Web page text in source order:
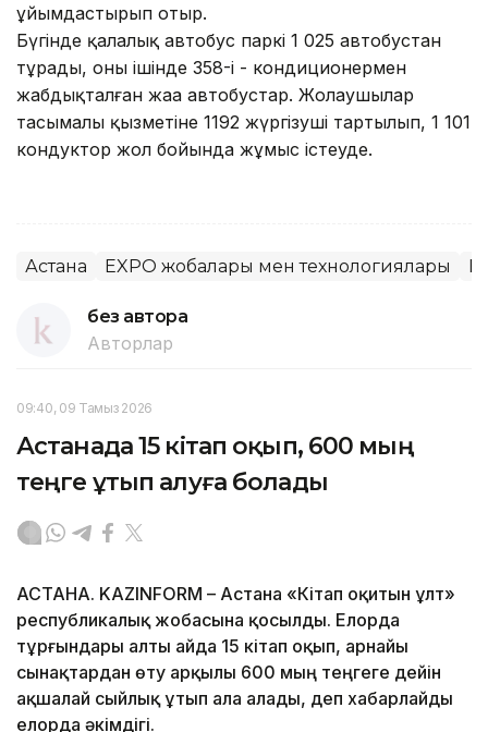
ұйымдастырып отыр.
Бүгінде қалалық автобус паркі 1 025 автобустан
тұрады, оның ішінде 358-і - кондиционермен
жабдықталған жаңа автобустар. Жолаушылар
тасымалы қызметіне 1192 жүргізуші тартылып, 1 101
кондуктор жол бойында жұ­мыс істеуде.
Астана EXPO жобалары мен технологиялары
без автора
Авторлар
09:40, 09 Тамыз 2026
Астанада 15 кітап оқып, 600 мың
теңге ұтып алуға болады
АСТАНА. KAZINFORM – Астана «Кітап оқитын ұлт»
республикалық жобасына қосылды. Елорда
тұрғындары алты айда 15 кітап оқып, арнайы
сынақтардан өту арқылы 600 мың теңгеге дейін
ақшалай сыйлық ұтып ала алады, деп хабарлайды
елорда әкімдігі.